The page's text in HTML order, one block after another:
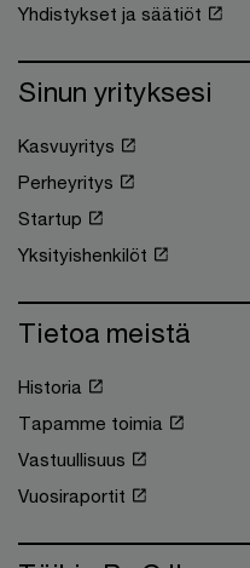
Yhdistykset ja säätiöt
Sinun yrityksesi
Kasvuyritys
Perheyritys
Startup
Yksityishenkilöt
Tietoa meistä
Historia
Tapamme toimia
Vastuullisuus
Vuosiraportit